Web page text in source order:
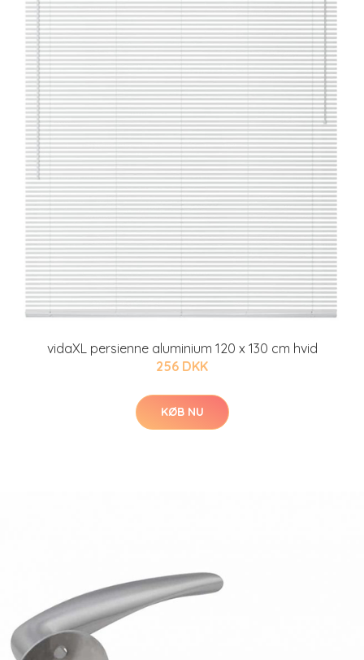
vidaXL persienne aluminium 120 x 130 cm hvid
256 DKK
KØB NU